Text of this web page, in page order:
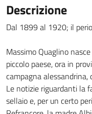
Descrizione
Dal 1899 al 1920; il
Massimo Quaglino
piccolo paese, ora in
campagna
Le notizie riguardanti la
sellaio e, per un certo